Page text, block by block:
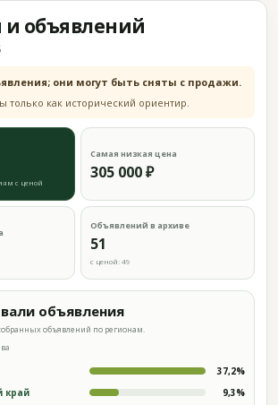
и объявлений
они могут быть сняты с продажи.
только как исторический ориентир.
с ценой
Самая низкая цена
305 000 ₽
Объявлений в архиве
51
с ценой: 49
объявления
объявлений по регионам.
37,2%
край 9,3%